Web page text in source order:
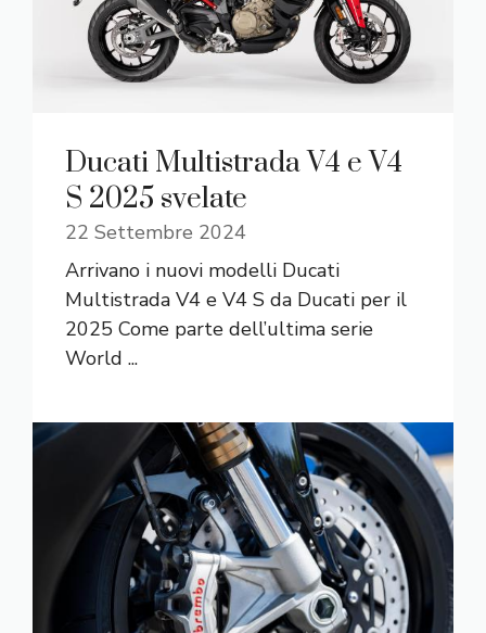
Ducati Multistrada V4 e V4
S 2025 svelate
22 Settembre 2024
Arrivano i nuovi modelli Ducati
Multistrada V4 e V4 S da Ducati per il
2025 Come parte dell’ultima serie
World ...